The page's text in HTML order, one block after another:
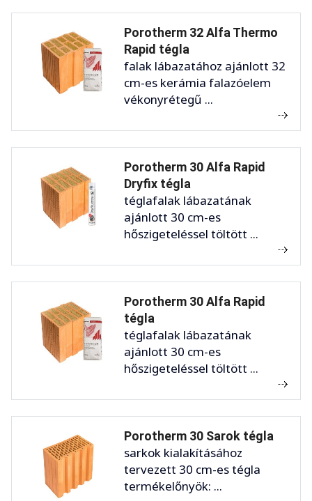
Porotherm 32 Alfa Thermo
Rapid tégla
falak lábazatához ajánlott 32
cm-es kerámia falazóelem
vékonyrétegű ...
Porotherm 30 Alfa Rapid
Dryfix tégla
téglafalak lábazatának
ajánlott 30 cm-es
hőszigeteléssel töltött ...
Porotherm 30 Alfa Rapid
tégla
téglafalak lábazatának
ajánlott 30 cm-es
hőszigeteléssel töltött ...
Porotherm 30 Sarok tégla
sarkok kialakításához
tervezett 30 cm-es tégla
termékelőnyök: ...